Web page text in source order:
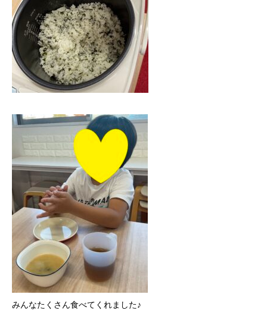
みんなたくさん食べてくれました♪